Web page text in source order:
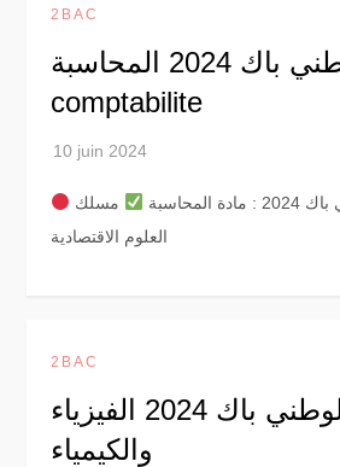
2BAC
الامتحان الوطني باك 2024 المحاسبة
comptabilite
مسلك
2BAC
الامتحان الوطني باك 2024 الفيزياء
والكيمياء